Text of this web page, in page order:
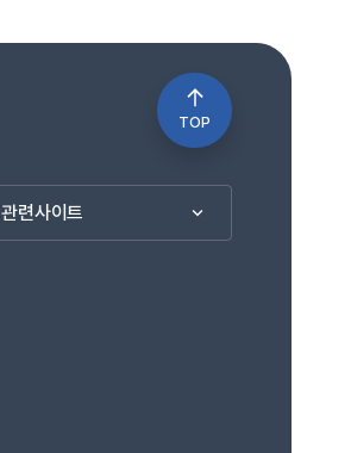
TOP
관련사이트